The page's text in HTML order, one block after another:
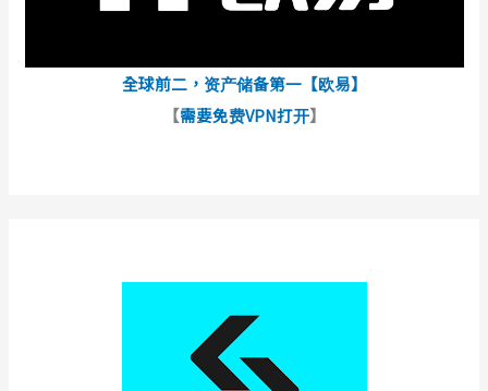
全球前二，资产储备第一【欧易】
【需要免费VPN打开】